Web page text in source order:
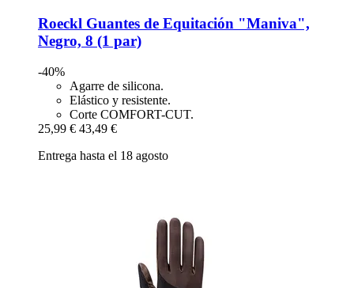
Roeckl Guantes de Equitación "Maniva",
Negro, 8 (1 par)
-40%
Agarre de silicona.
Elástico y resistente.
Corte COMFORT-CUT.
25,99 € 43,49 €
Entrega hasta el 18 agosto